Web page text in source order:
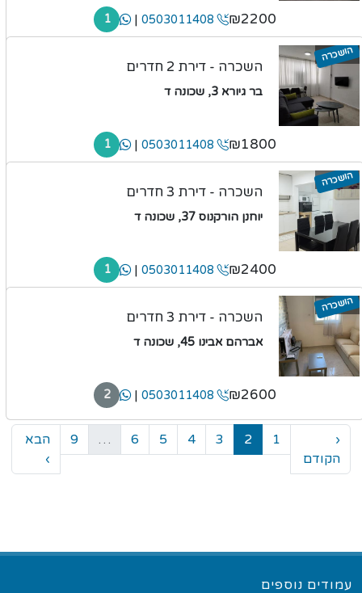
₪2200
0503011408
|
1
הושכרה
השכרה - דירת 2 חדרים
בר גיורא 3, שכונה ד
₪1800
0503011408
|
1
הושכרה
השכרה - דירת 3 חדרים
יוחנן הורקנוס 37, שכונה ד
₪2400
0503011408
|
1
הושכרה
השכרה - דירת 3 חדרים
אברהם אבינו 45, שכונה ד
₪2600
0503011408
|
2
‹
הקודם
1
2
3
4
5
6
…
9
הבא
›
עמודים נוספים